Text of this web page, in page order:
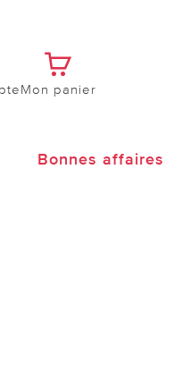
Mon panier
Bonnes affaires